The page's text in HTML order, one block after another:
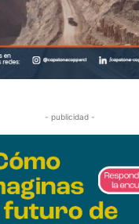
- publicidad -